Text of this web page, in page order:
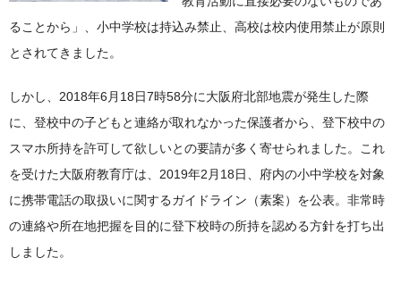
ることから」、小中学校は持込み禁止、高校は校内使用禁止が原則
とされてきました。
しかし、2018年6月18日7時58分に大阪府北部地震が発生した際
に、登校中の子どもと連絡が取れなかった保護者から、登下校中の
スマホ所持を許可して欲しいとの要請が多く寄せられました。これ
を受けた大阪府教育庁は、2019年2月18日、府内の小中学校を対象
に携帯電話の取扱いに関するガイドライン（素案）を公表。非常時
の連絡や所在地把握を目的に登下校時の所持を認める方針を打ち出
しました。